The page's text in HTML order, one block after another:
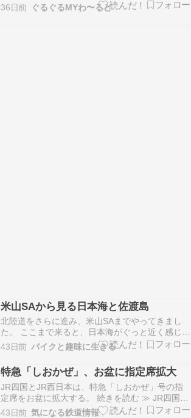
の情報がＪＭＲＣ四国のＨＰにアップされまし
た。第５戦 エントリーリストパドック図全クラス
36日前 ぐるぐるMYわ〜るど
米山SAから見る日本海と佐渡島
北陸道をさらに進み、米山SAまでやってきまし
た。 ここまで来ると、日本海がぐっと近く感じら
れます。 右手の海岸沿いに見える鉄塔が並んでい
る場所は柏崎刈羽原子力発電所です。 そして左
側、水平線の向こうにうっすら広がっている大
地。 あれは佐渡島です。 まだ一度も訪れたこと
がない場所…
43日前 バイクと趣味に生きる
特急「しおかぜ」、お盆に指定席拡大
JR四国とJR西日本は、特急「しおかぜ」号の指
定席をお盆に拡大する。 続きを読む ≫ JR四国
四国旅客鉄道 JR西日本 西日本旅客鉄道
43日前 気になる鉄道情報